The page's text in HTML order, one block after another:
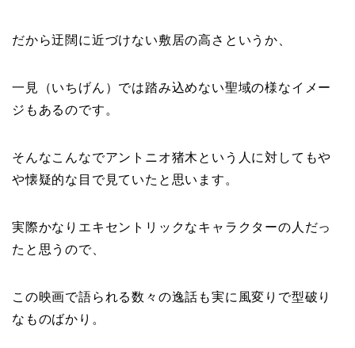
だから迂闊に近づけない敷居の高さというか、
一見（いちげん）では踏み込めない聖域の様なイメー
ジもあるのです。
そんなこんなでアントニオ猪木という人に対してもや
や懐疑的な目で見ていたと思います。
実際かなりエキセントリックなキャラクターの人だっ
たと思うので、
この映画で語られる数々の逸話も実に風変りで型破り
なものばかり。